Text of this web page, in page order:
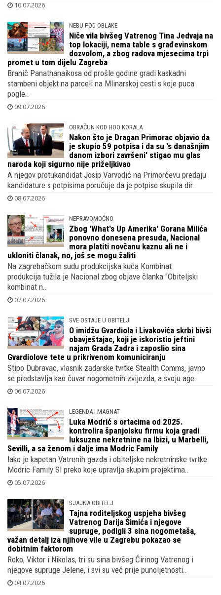
10.07.2026
NEBU POD OBLAKE
Niče vila bivšeg Vatrenog Tina Jedvaja na
top lokaciji, nema table s građevinskom
dozvolom, a zbog radova mjesecima trpi
promet u tom dijelu Zagreba
Branič Panathanaikosa od prošle godine gradi kaskadni
stambeni objekt na parceli na Mlinarskoj cesti s koje puca
pogle..
09.07.2026
OBRAČUN KOD HOO KORALA
Nakon što je Dragan Primorac objavio da
je skupio 59 potpisa i da su 's današnjim
danom izbori završeni' stigao mu glas
naroda koji sigurno nije priželjkivao
A njegov protukandidat Josip Varvodić na Primorčevu predaju
kandidature s potpisima poručuje da je potpise skupila dir..
08.07.2026
NEPRAVOMOĆNO
Zbog 'What's Up Amerika' Gorana Milića
ponovno donesena presuda, Nacional
mora platiti novčanu kaznu ali ne i
ukloniti članak, no, još se mogu žaliti
Na zagrebačkom sudu produkcijska kuća Kombinat
produkcija tužila je Nacional zbog objave članka "Obiteljski
kombinat n..
07.07.2026
SVE OSTAJE U OBITELJI
O imidžu Gvardiola i Livakovića skrbi bivši
obavještajac, koji je iskoristio jeftini
najam Grada Zadra i zaposlio sina
Gvardiolove tete u prikrivenom komuniciranju
Stipo Dubravac, vlasnik zadarske tvrtke Stealth Comms, javno
se predstavlja kao čuvar nogometnih zvijezda, a svoju age..
06.07.2026
LEGENDA I MAGNAT
Luka Modrić s ortacima od 2025.
kontrolira španjolsku firmu koja gradi
luksuzne nekretnine na Ibizi, u Marbelli,
Sevilli, a sa ženom i dalje ima Modric Family
Iako je kapetan Vatrenih gazda i obiteljske nekretninske tvrtke
Modric Family Sl preko koje upravlja skupim projektima..
05.07.2026
SJAJNA OBITELJ
Tajna roditeljskog uspjeha bivšeg
Vatrenog Darija Šimića i njegove
supruge, podigli 3 sina nogometaša,
važan detalj iza njihove vile u Zagrebu pokazao se
dobitnim faktorom
Roko, Viktor i Nikolas, tri su sina bivšeg Ćirinog Vatrenog i
njegove supruge Jelene, i svi su već prije punoljetnosti..
04.07.2026